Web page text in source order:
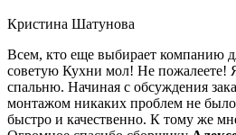
Кристина Шатунова
Всем, кто еще выбирает компанию
советую Кухни мол! Не пожалеете!
спальню. Начиная с обсуждения
монтажом никаких проблем не
быстро и качественно. К тому же